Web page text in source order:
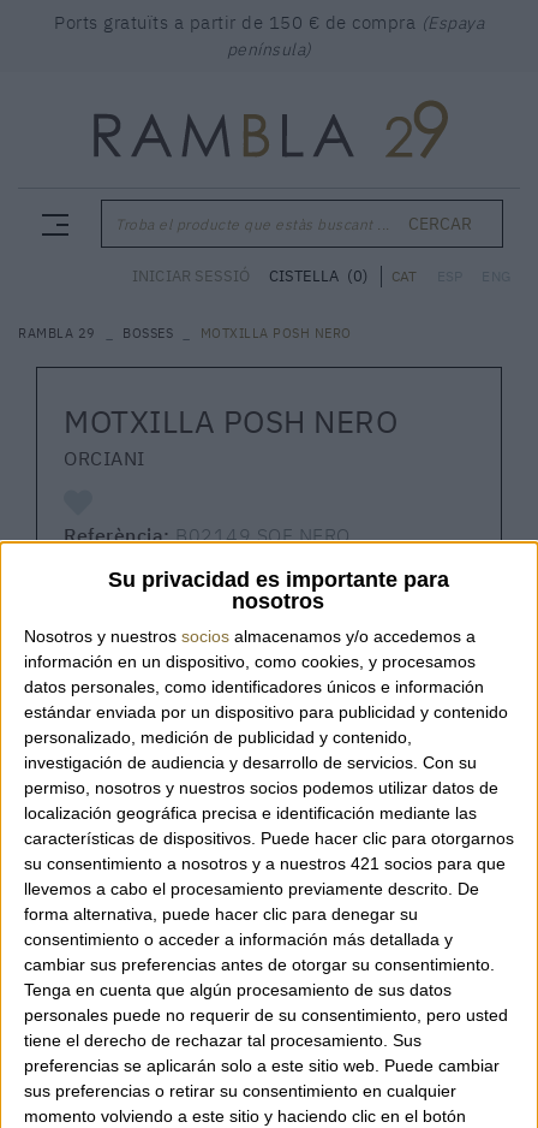
Su privacidad es importante para
nosotros
Nosotros y nuestros socios almacenamos y/o accedemos a
información en un dispositivo, como cookies, y procesamos
datos personales, como identificadores únicos e información
estándar enviada por un dispositivo para publicidad y contenido
personalizado, medición de publicidad y contenido,
investigación de audiencia y desarrollo de servicios. Con su
permiso, nosotros y nuestros socios podemos utilizar datos de
localización geográfica precisa e identificación mediante las
características de dispositivos. Puede hacer clic para otorgarnos
su consentimiento a nosotros y a nuestros 421 socios para que
llevemos a cabo el procesamiento previamente descrito. De
forma alternativa, puede hacer clic para denegar su
consentimiento o acceder a información más detallada y
cambiar sus preferencias antes de otorgar su consentimiento.
Tenga en cuenta que algún procesamiento de sus datos
personales puede no requerir de su consentimiento, pero usted
tiene el derecho de rechazar tal procesamiento. Sus
preferencias se aplicarán solo a este sitio web. Puede cambiar
sus preferencias o retirar su consentimiento en cualquier
momento volviendo a este sitio y haciendo clic en el botón
Ports gratuïts a partir de 150 € de compra (Espaya
península)
Troba el producte que estàs buscant ... CERCAR
CAT
INICIAR SESSIÓ CISTELLA (0)
RAMBLA 29 BOSSES MOTXILLA POSH NERO
MOTXILLA POSH NERO
ORCIANI
Referència:B02149 SOF NERO
Motxilla de pell de la marca italiana Orciani.
Feta completament a Itàlia en pell de vedell
granulada tova amb acabats metàl·lics en
color platejat. La bossa té una butxaca
exterior, una butxaca interior i tanca amb
cremallera. Les anses són graduables.
Mides: 29 x 34 x 12 cm.